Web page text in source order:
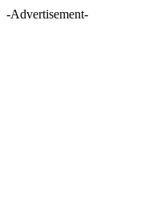
-Advertisement-